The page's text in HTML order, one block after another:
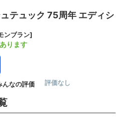
テュック 75周年 エディシ
ンブラン]
ります
んなの評価 評価なし